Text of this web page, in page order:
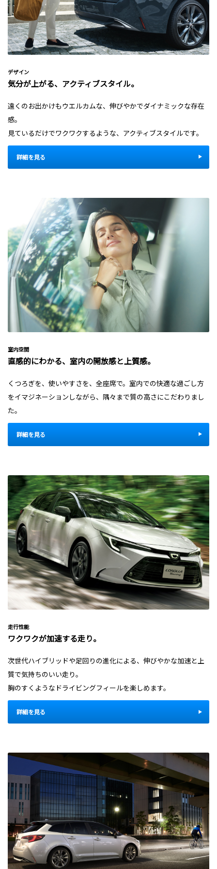
デザイン
気分が上がる、アクティブスタイル。
遠くのお出かけもウエルカムな、伸びやかでダイナミックな存在
感。
見ているだけでワクワクするような、アクティブスタイルです。
詳細を見る
室内空間
直感的にわかる、室内の開放感と上質感。
くつろぎを、使いやすさを、全座席で。室内での快適な過ごし方
をイマジネーションしながら、隅々まで質の高さにこだわりまし
た。
詳細を見る
走行性能
ワクワクが加速する走り。
次世代ハイブリッドや足回りの進化による、伸びやかな加速と上
質で気持ちのいい走り。
胸のすくようなドライビングフィールを楽しめます。
詳細を見る